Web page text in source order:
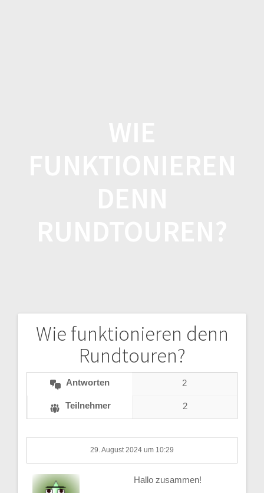
Wie funktionieren denn
Rundtouren?
Antworten 2
Teilnehmer 2
29. August 2024 um 10:29
Hallo zusammen!
Beitragsnavigation